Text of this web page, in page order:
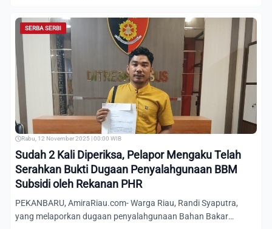
SERBA SERBI
Rabu, 12 November 2025 | 00:00 WIB
Sudah 2 Kali Diperiksa, Pelapor Mengaku Telah
Serahkan Bukti Dugaan Penyalahgunaan BBM
Subsidi oleh Rekanan PHR
PEKANBARU, AmiraRiau.com- Warga Riau, Randi Syaputra,
yang melaporkan dugaan penyalahgunaan Bahan Bakar